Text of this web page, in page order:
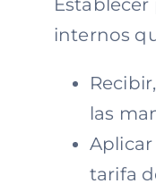
internos
las
tarifa